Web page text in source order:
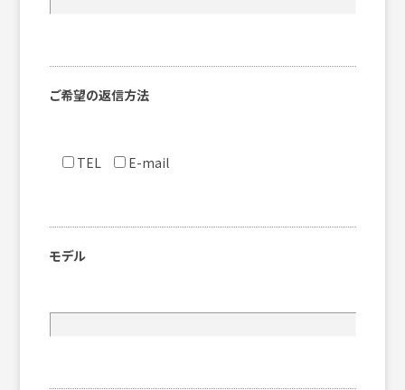
ご希望の返信方法
TEL E-mail
モデル